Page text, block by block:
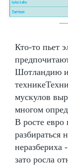
Кто-то пьет
Шотландию
мускулов
многом
В росте евро
разбираться
неразбериха
зато росла